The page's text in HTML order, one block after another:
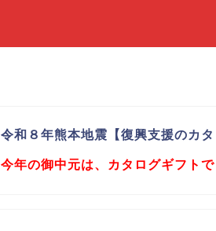
令和８年熊本地震【復興支援のカ
今年の御中元は、カタログギフト